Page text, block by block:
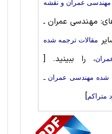
مهندسی عمران و نقشه
مهندسی عمران ـ
مقالات ترجمه شده
، را ببینید. [
شده مهندسی عمران ـ
متراکم]